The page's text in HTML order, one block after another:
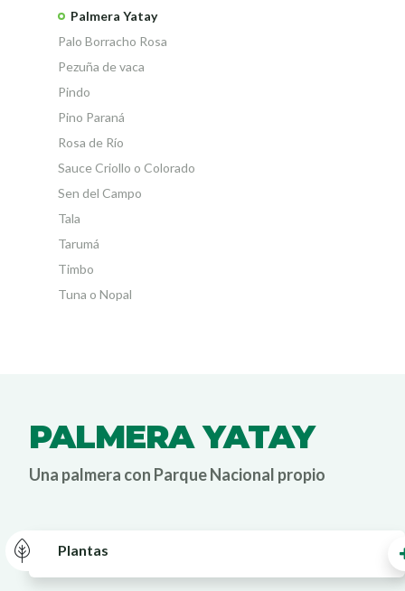
Palmera Yatay
Palo Borracho Rosa
Pezuña de vaca
Pindo
Pino Paraná
Rosa de Río
Sauce Criollo o Colorado
Sen del Campo
Tala
Tarumá
Timbo
Tuna o Nopal
PALMERA YATAY
Una palmera con Parque Nacional propio
Plantas